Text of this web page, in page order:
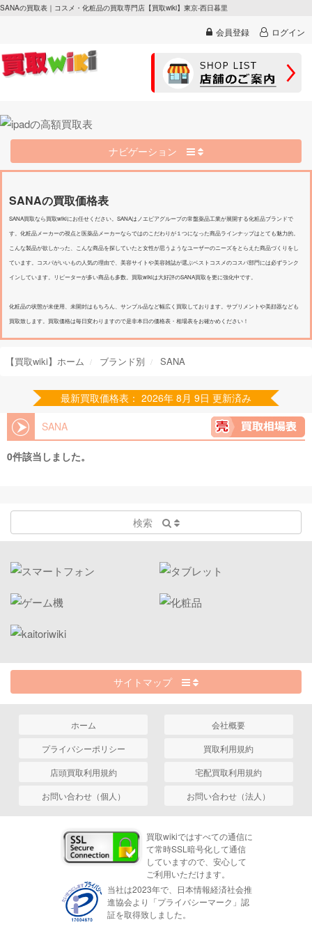
SANAの買取表｜コスメ・化粧品の買取専門店【買取wiki】東京-西日暮里
会員登録 ログイン
ナビゲーション
SANAの買取価格表
SANA買取なら買取wikiにお任せください。SANAはノエビアグループの常盤薬品工業が展開する化粧品ブランドで
す。化粧品メーカーの視点と医薬品メーカーならではのこだわりが１つになった商品ラインナップはとても魅力的。
こんな製品が欲しかった、こんな商品を探していたと女性が思うようなユーザーのニーズをとらえた商品づくりをし
ています。コスパがいいもの人気の理由で、美容サイトや美容雑誌が選ぶベストコスメのコスパ部門には必ずランク
インしています。リピーターが多い商品も多数。買取wikiは大好評のSANA買取を更に強化中です。
化粧品の状態が未使用、未開封はもちろん、サンプル品など幅広く買取しております。サプリメントや美顔器なども
買取致します。買取価格は毎日変わりますので是非本日の価格表・相場表をお確かめください！
【買取wiki】ホーム ブランド別 SANA
最新買取価格表： 2026年 8月 9日 更新済み
SANA
0件該当しました。
検索
サイトマップ
ホーム
会社概要
プライバシーポリシー
買取利用規約
店頭買取利用規約
宅配買取利用規約
お問い合わせ（個人）
お問い合わせ（法人）
買取wikiではすべての通信に
て常時SSL暗号化して通信
していますので、安心して
ご利用いただけます。
当社は2023年で、日本情報経済社会推
進協会より「プライバシーマーク」認
証を取得致しました。